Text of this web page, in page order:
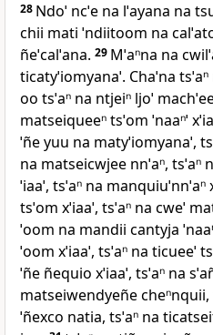
28 Ndoˈ ncˈe na lˈayana na
chii mati ˈndiitoom na
ñeˈcalˈana. 29 Mˈaⁿna na
ticatyˈiomyanaˈ. Chaˈna tsˈaⁿ
oo tsˈaⁿ na ntjeiⁿ ljoˈ
matseiqueeⁿ tsˈom ˈnaaⁿˈ
ˈñe yuu na matyˈiomyanaˈ,
na matseicwjee nnˈaⁿ,
ˈiaaˈ, tsˈaⁿ na manquiuˈnnˈaⁿ
tsˈom xˈiaaˈ, tsˈaⁿ na cweˈ
ˈoom na mandii cantyja
ˈoom xˈiaaˈ, tsˈaⁿ na ticueeˈ
ˈñe ñequio xˈiaaˈ, tsˈaⁿ na
matseiwendyeñe cheⁿnquii,
ˈñexco natia, tsˈaⁿ na